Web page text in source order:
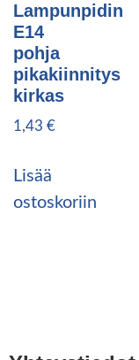
Lampunpidin
E14
pohja
pikakiinnitys
kirkas
1,43 €
Lisää
ostoskoriin